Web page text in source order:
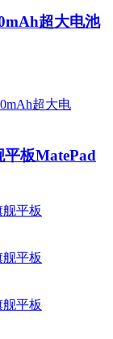
超大电池
板MatePad